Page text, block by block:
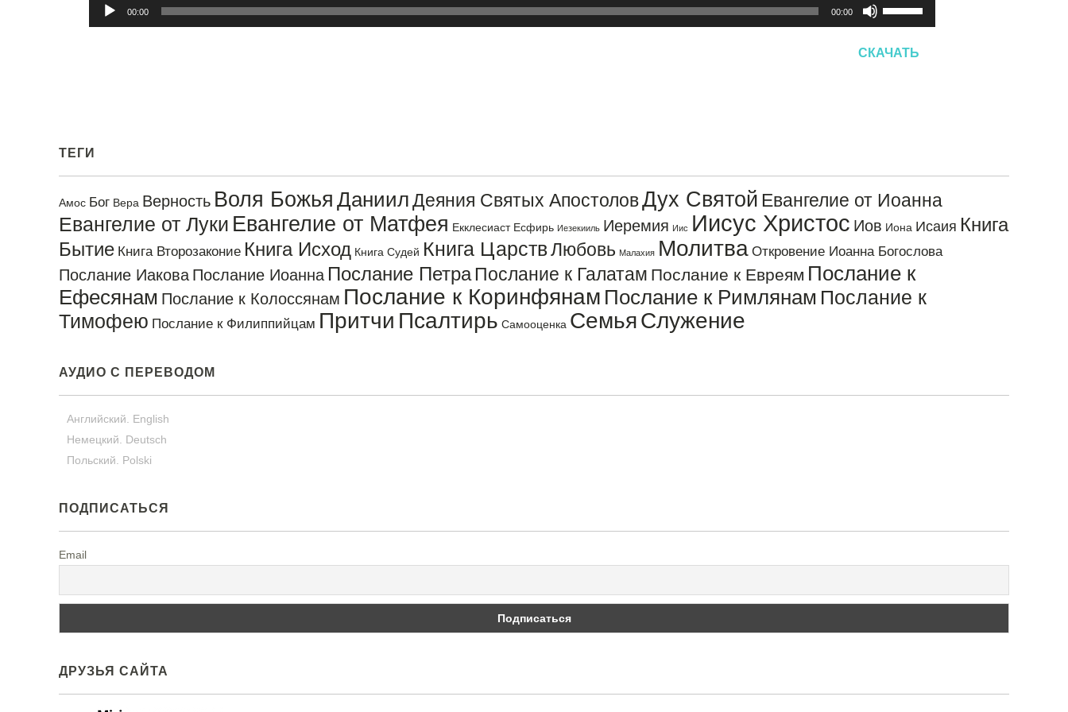
Аудиоплеер
00:00 00:00
клавиши
вверх/
СКАЧАТЬ
ТЕГИ
Амос Бог Вера Верность Воля Божья ДаниилДеяния Святых АпостоловДух Святой Евангелие от Иоанна
Евангелие от Луки Евангелие от Матфея Екклесиаст Есфирь Иезекииль Иеремия Иис Иисус Христос Иов Иона Исаия Книга
Бытие Книга Второзаконие Книга Исход Книга Судей Книга ЦарствЛюбовь Малахия Молитва Откровение Иоанна Богослова
Послание Иакова Послание Иоанна Послание ПетраПослание к Галатам Послание к Евреям Послание к
Ефесянам Послание к Колоссянам Послание к Коринфянам Послание к Римлянам Послание к
Тимофею Послание к Филиппийцам Притчи Псалтирь Самооценка СемьяСлужение
АУДИО С ПЕРЕВОДОМ
Английский. English
Немецкий. Deutsch
Польский. Polski
ПОДПИСАТЬСЯ
Email
ДРУЗЬЯ САЙТА